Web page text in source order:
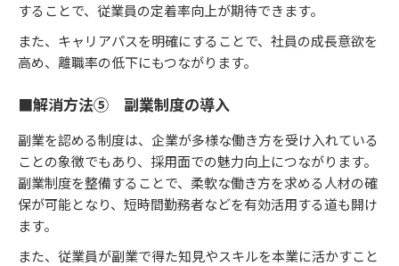
することで、従業員の定着率向上が期待できます。
また、キャリアパスを明確にすることで、社員の成長意欲を
高め、離職率の低下にもつながります。
■解消方法⑤ 副業制度の導入
副業を認める制度は、企業が多様な働き方を受け入れている
ことの象徴でもあり、採用面での魅力向上につながります。
副業制度を整備することで、柔軟な働き方を求める人材の確
保が可能となり、短時間勤務者などを有効活用する道も開け
ます。
また、従業員が副業で得た知見やスキルを本業に活かすこと